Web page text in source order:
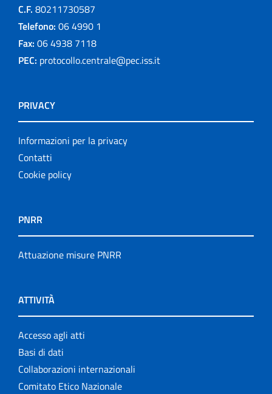
C.F. 80211730587
Telefono: 06 4990 1
Fax: 06 4938 7118
PEC: protocollo.centrale@pec.iss.it
PRIVACY
Informazioni per la privacy
Contatti
Cookie policy
PNRR
Attuazione misure PNRR
ATTIVITÀ
Accesso agli atti
Basi di dati
Collaborazioni internazionali
Comitato Etico Nazionale